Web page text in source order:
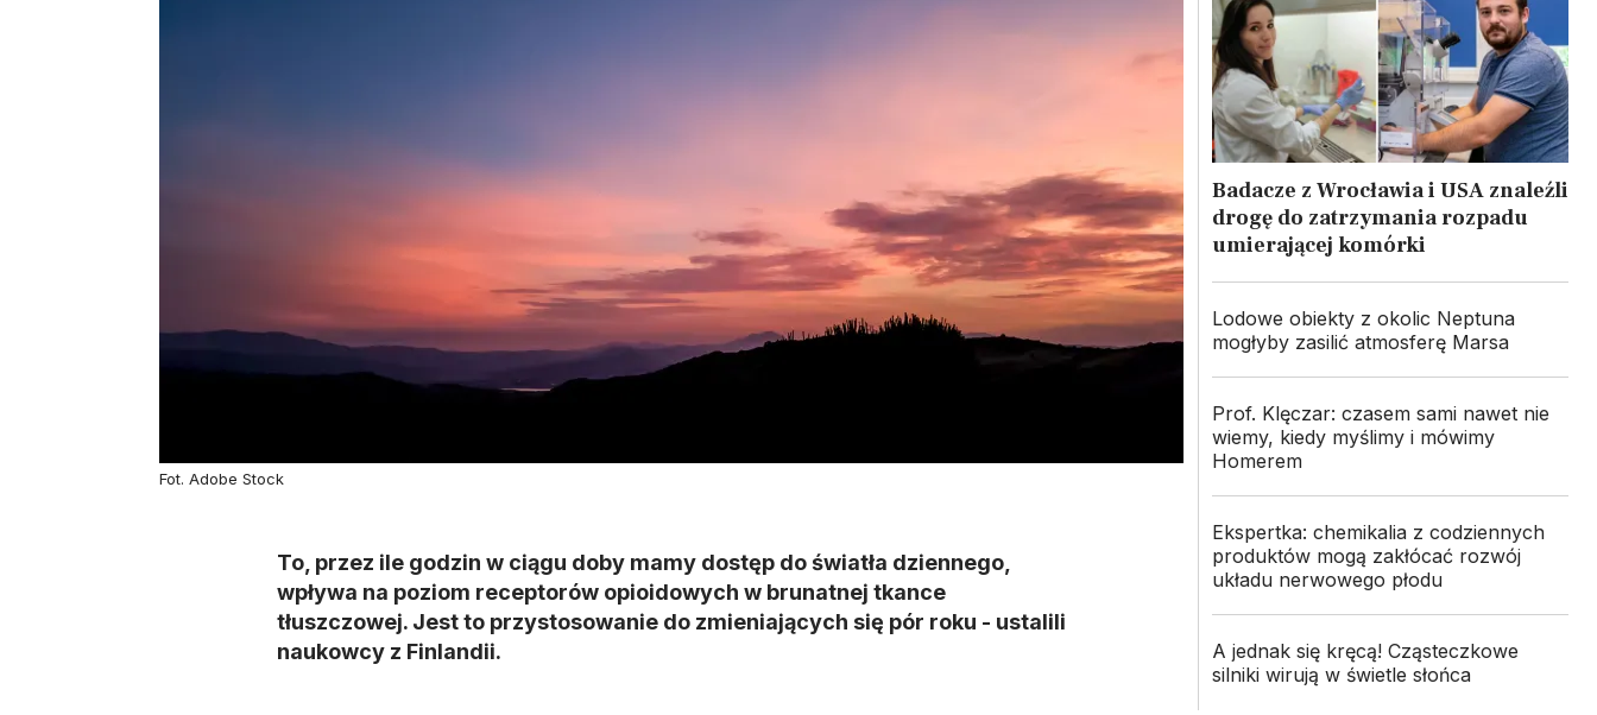
Fot. Adobe Stock
To, przez ile godzin w ciągu doby mamy dostęp do światła dziennego,
wpływa na poziom receptorów opioidowych w brunatnej tkance
tłuszczowej. Jest to przystosowanie do zmieniających się pór roku - ustalili
naukowcy z Finlandii.
Badacze z Wrocławia i USA znaleźli
drogę do zatrzymania rozpadu
umierającej komórki
Lodowe obiekty z okolic Neptuna
mogłyby zasilić atmosferę Marsa
Prof. Klęczar: czasem sami nawet nie
wiemy, kiedy myślimy i mówimy
Homerem
Ekspertka: chemikalia z codziennych
produktów mogą zakłócać rozwój
układu nerwowego płodu
A jednak się kręcą! Cząsteczkowe
silniki wirują w świetle słońca